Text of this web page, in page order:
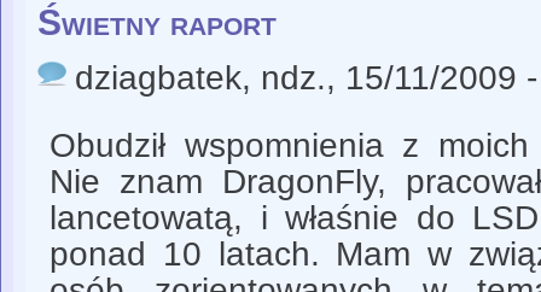
Świetny raport
dziagbatek, ndz., 15/11/2009
Obudził wspomnienia z
Nie znam DragonFly,
lancetowatą, i właśnie do
ponad 10 latach. Mam w